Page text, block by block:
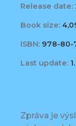
Release date:
Book size:
ISBN: 978-80-
Last update:
Zpráva je